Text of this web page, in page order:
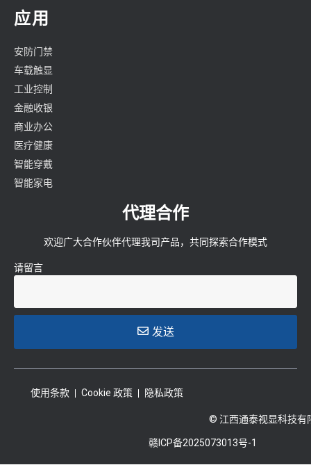
应用
安防门禁
车载触显
工业控制
金融收银
商业办公
医疗健康
智能穿戴
智能家电
代理合作
欢迎广大合作伙伴代理我司产品，共同探索合作模式
请留言
发送
使用条款 Cookie 政策 隐私政策
© 江西通泰视显科技有
赣ICP备2025073013号-1